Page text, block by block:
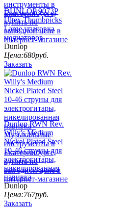
DUNLOP 9073P
Ultex Thumbpicks
Large упаковка
медиаторов
Dunlop
Цена:680руб.
Заказать
Dunlop RWN Rev.
Willy's Medium
Nickel Plated Steel
10-46 струны для
электрогитары,
никелированная
навивка
Dunlop
Цена:767руб.
Заказать